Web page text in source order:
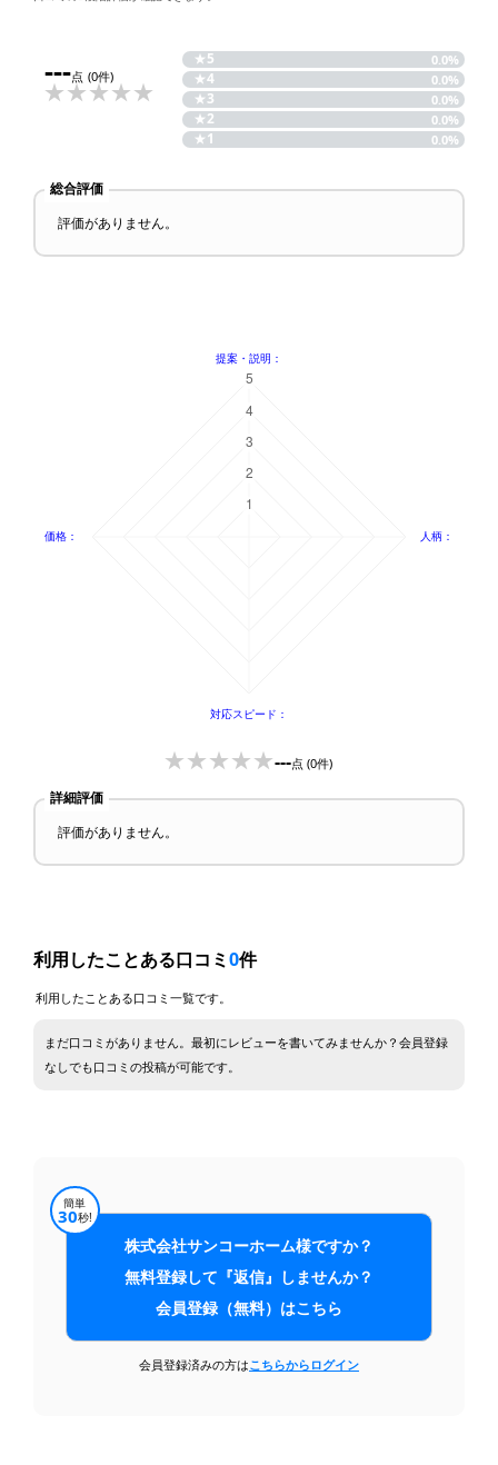
---点 (0件)
★5 0.0%
★4 0.0%
★3 0.0%
★2 0.0%
★1 0.0%
総合評価
評価がありません。
---点 (0件)
詳細評価
評価がありません。
利用したことある口コミ0件
利用したことある口コミ一覧です。
まだ口コミがありません。最初にレビューを書いてみませんか？会員登録
なしでも口コミの投稿が可能です。
簡単
30秒!
株式会社サンコーホーム様ですか？
無料登録して『返信』しませんか？
会員登録（無料）はこちら
会員登録済みの方はこちらからログイン